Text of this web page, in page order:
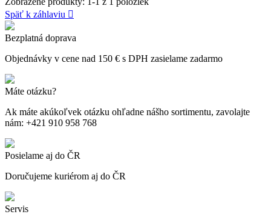
Späť k záhlaviu 
Bezplatná doprava
Objednávky v cene nad 150 € s DPH zasielame zadarmo
Máte otázku?
Ak máte akúkoľvek otázku ohľadne nášho sortimentu, zavolajte
nám: +421 910 958 768
Posielame aj do ČR
Doručujeme kuriérom aj do ČR
Servis